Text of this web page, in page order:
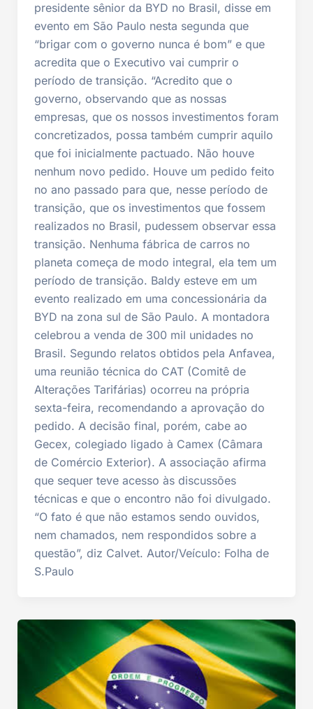
presidente sênior da BYD no Brasil, disse em
evento em São Paulo nesta segunda que
“brigar com o governo nunca é bom” e que
acredita que o Executivo vai cumprir o
período de transição. “Acredito que o
governo, observando que as nossas
empresas, que os nossos investimentos foram
concretizados, possa também cumprir aquilo
que foi inicialmente pactuado. Não houve
nenhum novo pedido. Houve um pedido feito
no ano passado para que, nesse período de
transição, que os investimentos que fossem
realizados no Brasil, pudessem observar essa
transição. Nenhuma fábrica de carros no
planeta começa de modo integral, ela tem um
período de transição. Baldy esteve em um
evento realizado em uma concessionária da
BYD na zona sul de São Paulo. A montadora
celebrou a venda de 300 mil unidades no
Brasil. Segundo relatos obtidos pela Anfavea,
uma reunião técnica do CAT (Comitê de
Alterações Tarifárias) ocorreu na própria
sexta-feira, recomendando a aprovação do
pedido. A decisão final, porém, cabe ao
Gecex, colegiado ligado à Camex (Câmara
de Comércio Exterior). A associação afirma
que sequer teve acesso às discussões
técnicas e que o encontro não foi divulgado.
“O fato é que não estamos sendo ouvidos,
nem chamados, nem respondidos sobre a
questão”, diz Calvet. Autor/Veículo: Folha de
S.Paulo